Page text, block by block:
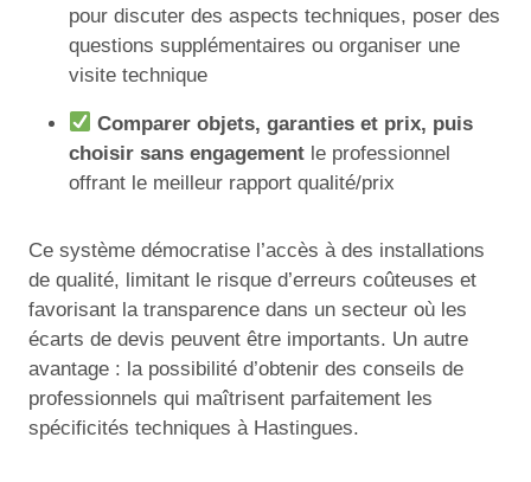
pour discuter des aspects techniques, poser des
questions supplémentaires ou organiser une
visite technique
Comparer objets, garanties et prix, puis
choisir sans engagement le professionnel
offrant le meilleur rapport qualité/prix
Ce système démocratise l’accès à des installations
de qualité, limitant le risque d’erreurs coûteuses et
favorisant la transparence dans un secteur où les
écarts de devis peuvent être importants. Un autre
avantage : la possibilité d’obtenir des conseils de
professionnels qui maîtrisent parfaitement les
spécificités techniques à Hastingues.